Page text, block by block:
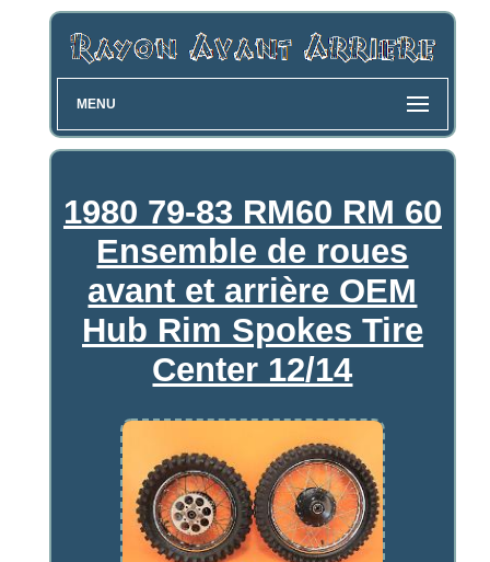
MENU
1980 79-83 RM60 RM 60
Ensemble de roues
avant et arrière OEM
Hub Rim Spokes Tire
Center 12/14